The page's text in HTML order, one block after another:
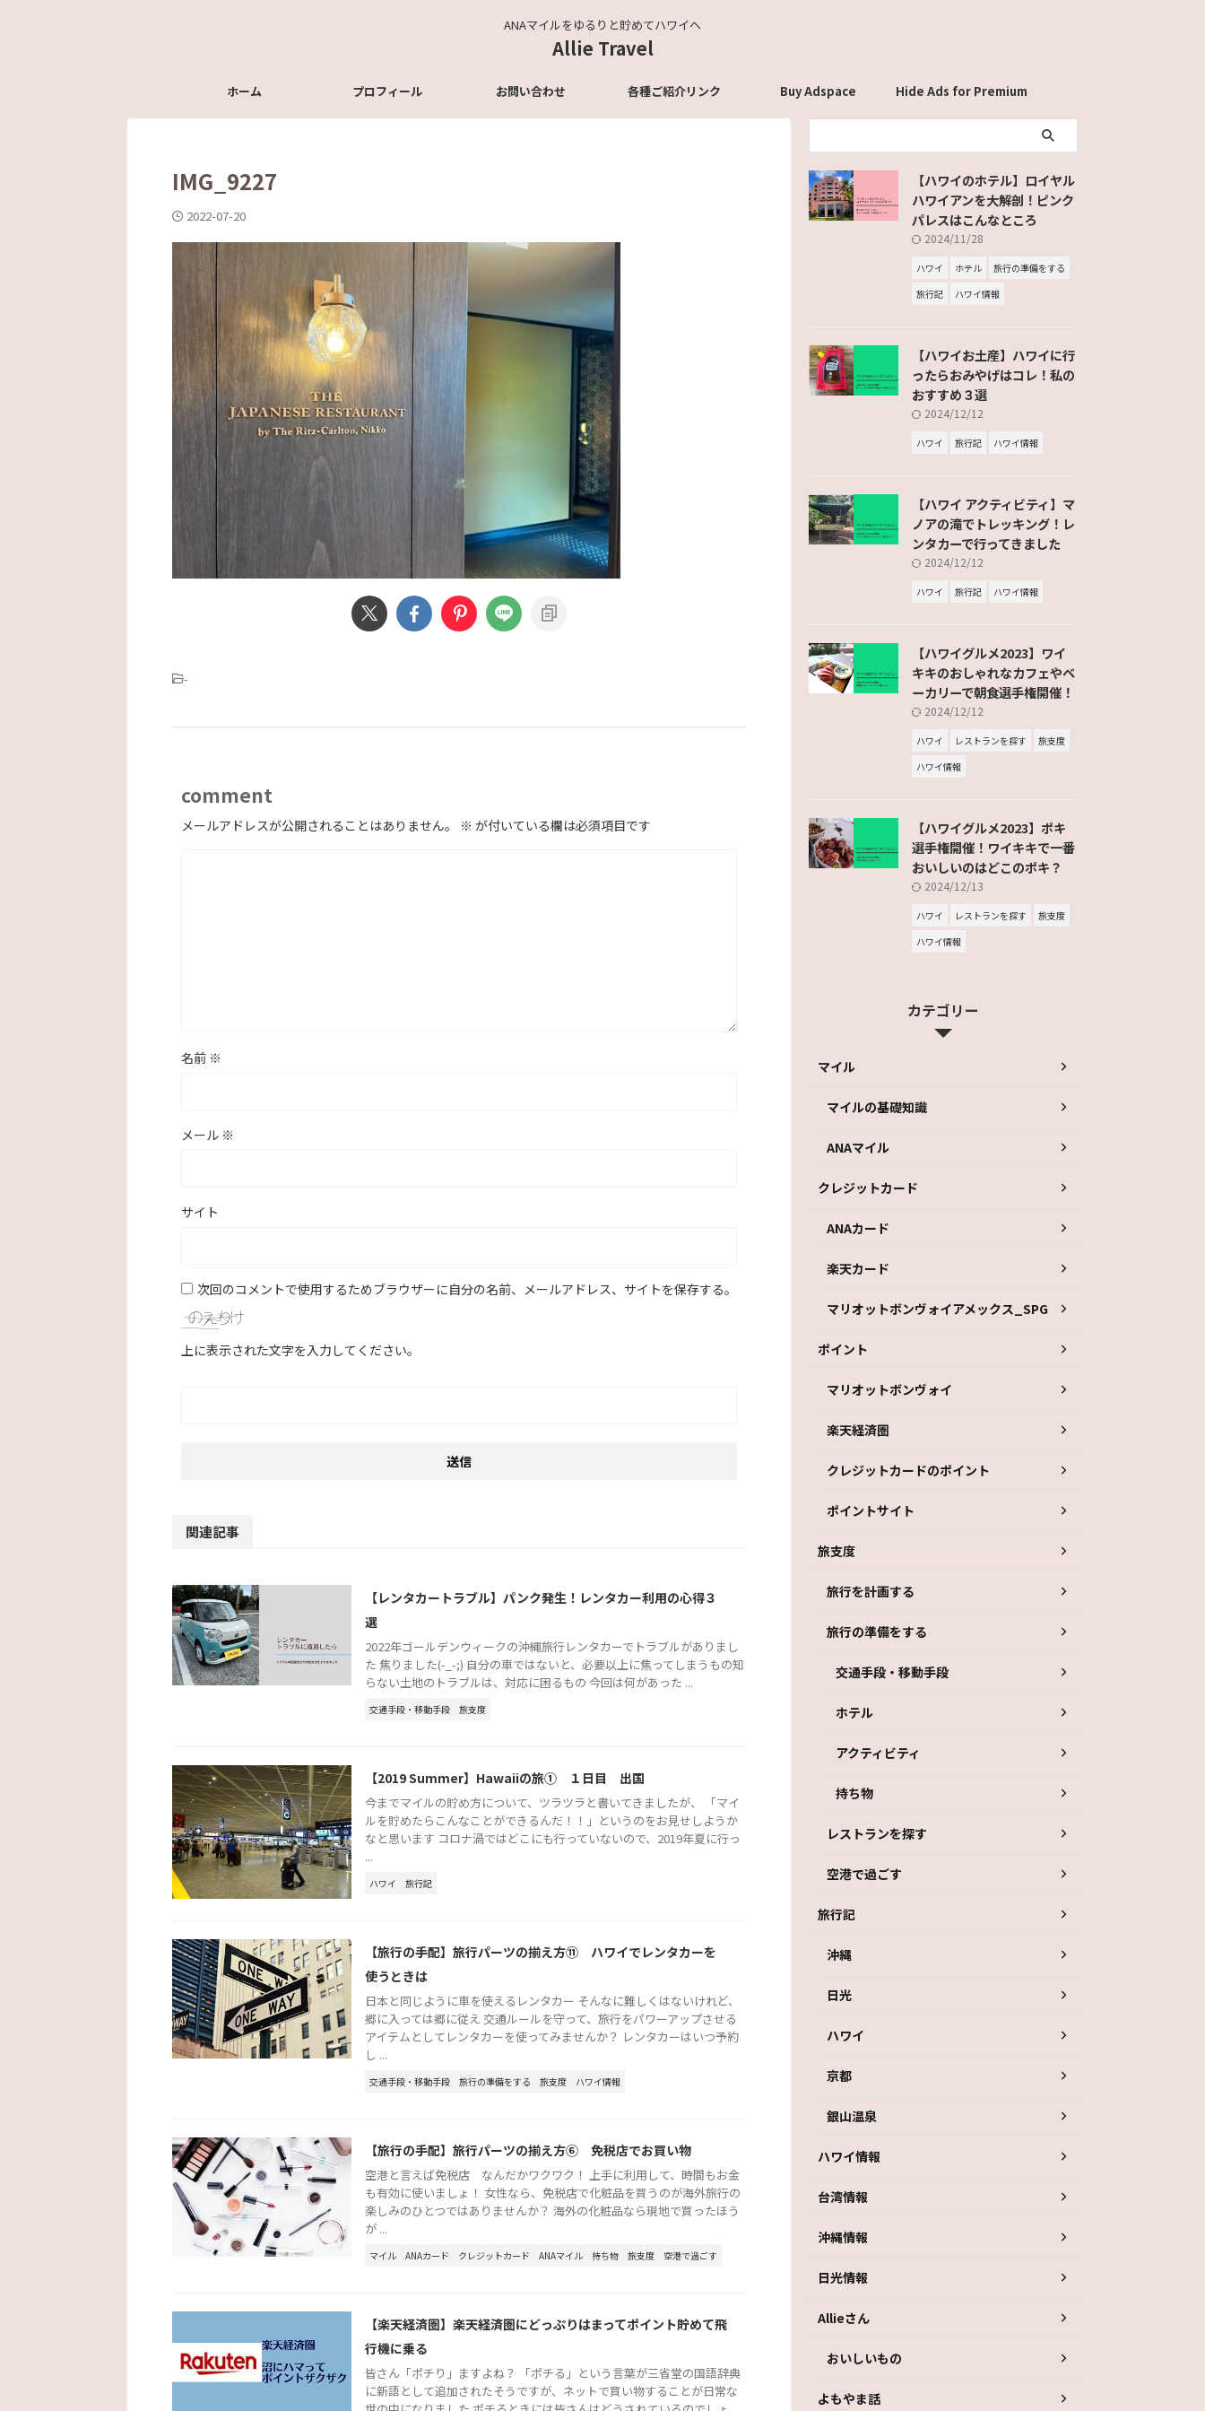
ANAマイルをゆるりと貯めてハワイへ
Allie Travel
ホーム プロフィール お問い合わせ 各種ご紹介リンク Buy Adspace Hide Ads for Premium
IMG_9227
2022-07-20
-
comment
メールアドレスが公開されることはありません。 ※ が付いている欄は必須項目です
名前 ※
メール ※
サイト
次回のコメントで使用するためブラウザーに自分の名前、メールアドレス、サイトを保存する。
上に表示された文字を入力してください。
関連記事
【レンタカートラブル】パンク発生！レンタカー利用の心得３
選
2022年ゴールデンウィークの沖縄旅行レンタカーでトラブルがありまし
た 焦りました(-_-;) 自分の車ではないと、必要以上に焦ってしまうもの知
らない土地のトラブルは、対応に困るもの 今回は何があった ...
交通手段・移動手段 旅支度
【2019 Summer】Hawaiiの旅① １日目 出国
今までマイルの貯め方について、ツラツラと書いてきましたが、 「マイ
ルを貯めたらこんなことができるんだ！！」というのをお見せしようか
なと思います コロナ渦ではどこにも行っていないので、2019年夏に行っ
...
ハワイ 旅行記
【旅行の手配】旅行パーツの揃え方⑪ ハワイでレンタカーを
使うときは
日本と同じように車を使えるレンタカー そんなに難しくはないけれど、
郷に入っては郷に従え 交通ルールを守って、旅行をパワーアップさせる
アイテムとしてレンタカーを使ってみませんか？ レンタカーはいつ予約
し ...
交通手段・移動手段 旅行の準備をする 旅支度 ハワイ情報
【旅行の手配】旅行パーツの揃え方⑥ 免税店でお買い物
空港と言えば免税店 なんだかワクワク！ 上手に利用して、時間もお金
も有効に使いましょ！ 女性なら、免税店で化粧品を買うのが海外旅行の
楽しみのひとつではありませんか？ 海外の化粧品なら現地で買ったほう
が ...
マイル ANAカード クレジットカード ANAマイル 持ち物 旅支度 空港で過ごす
【楽天経済圏】楽天経済圏にどっぷりはまってポイント貯めて飛
行機に乗る
皆さん「ポチり」ますよね？ 「ポチる」という言葉が三省堂の国語辞典
に新語として追加されたそうですが、ネットで買い物することが日常な
【ハワイのホテル】ロイヤル
ハワイアンを大解剖！ピンク
パレスはこんなところ
2024/11/28
ハワイ ホテル
旅行の準備をする
旅行記
ハワイ情報
【ハワイお土産】ハワイに行
ったらおみやげはコレ！私の
おすすめ３選
2024/12/12
ハワイ 旅行記 ハワイ情報
【ハワイ アクティビティ】マ
ノアの滝でトレッキング！レ
ンタカーで行ってきました
2024/12/12
ハワイ 旅行記 ハワイ情報
【ハワイグルメ2023】ワイ
キキのおしゃれなカフェやベ
ーカリーで朝食選手権開催！
2024/12/12
ハワイ レストランを探す
旅支度
ハワイ情報
【ハワイグルメ2023】ポキ
選手権開催！ワイキキで一番
おいしいのはどこのポキ？
2024/12/13
ハワイ レストランを探す
旅支度
ハワイ情報
カテゴリー
マイル
マイルの基礎知識
ANAマイル
クレジットカード
ANAカード
楽天カード
マリオットボンヴォイアメックス_SPG
ポイント
マリオットボンヴォイ
楽天経済圏
クレジットカードのポイント
ポイントサイト
旅支度
旅行を計画する
旅行の準備をする
交通手段・移動手段
ホテル
アクティビティ
持ち物
レストランを探す
空港で過ごす
旅行記
沖縄
日光
ハワイ
京都
銀山温泉
ハワイ情報
台湾情報
沖縄情報
日光情報
Allieさん
おいしいもの
よもやま話